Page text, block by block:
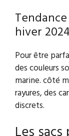
hiver
Pour être
des couleurs
marine. côté
rayures, des
discrets.